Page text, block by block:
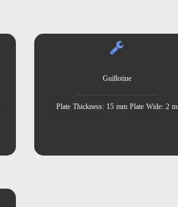
Guillotine
Plate Thickness: 15 mm Plate Wide: 2 m